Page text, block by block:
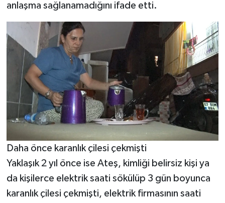
anlaşma sağlanamadığını ifade etti.
Daha önce karanlık çilesi çekmişti
Yaklaşık 2 yıl önce ise Ateş, kimliği belirsiz kişi ya
da kişilerce elektrik saati sökülüp 3 gün boyunca
karanlık çilesi çekmişti, elektrik firmasının saati